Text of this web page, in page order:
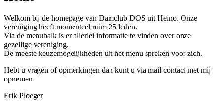
Welkom bij de homepage van Damclub DOS uit Heino. Onze
vereniging heeft momenteel ruim 25 leden.
Via de menubalk is er allerlei informatie te vinden over onze
gezellige vereniging.
De meeste keuzemogelijkheden uit het menu spreken voor zich.
Hebt u vragen of opmerkingen dan kunt u via mail contact met mij
opnemen.
Erik Ploeger